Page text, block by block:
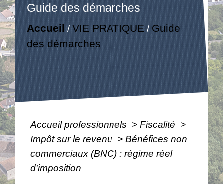
Guide des démarches
Accueil /VIE PRATIQUE / Guide
des démarches
Accueil professionnels > Fiscalité >
Impôt sur le revenu > Bénéfices non
commerciaux (BNC) : régime réel
d'imposition